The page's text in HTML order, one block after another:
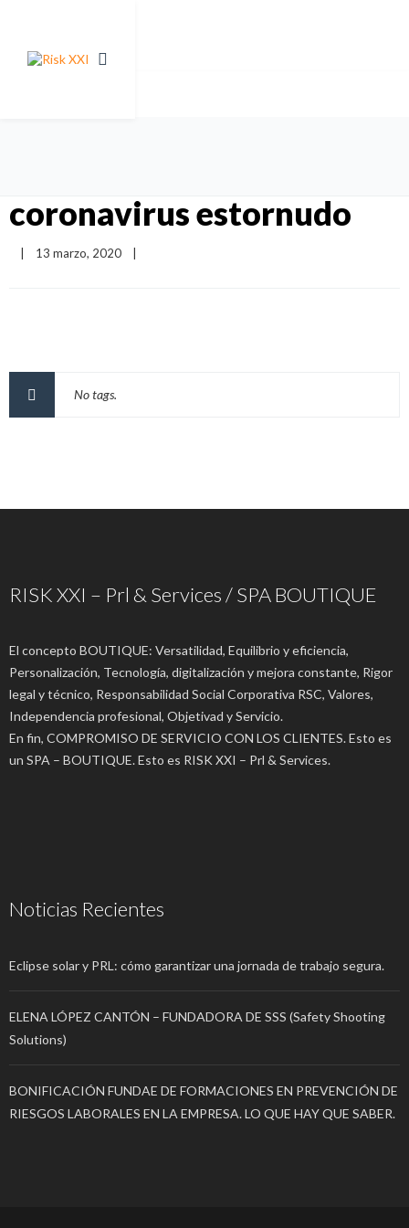
coronavirus estornudo
13 marzo, 2020
No tags.
RISK XXI – Prl & Services / SPA BOUTIQUE
El concepto BOUTIQUE: Versatilidad, Equilibrio y eficiencia,
Personalización, Tecnología, digitalización y mejora constante, Rigor
legal y técnico, Responsabilidad Social Corporativa RSC, Valores,
Independencia profesional, Objetivad y Servicio.
En fin, COMPROMISO DE SERVICIO CON LOS CLIENTES. Esto es
un SPA – BOUTIQUE. Esto es RISK XXI – Prl & Services.
Noticias Recientes
Eclipse solar y PRL: cómo garantizar una jornada de trabajo segura.
ELENA LÓPEZ CANTÓN – FUNDADORA DE SSS (Safety Shooting
Solutions)
BONIFICACIÓN FUNDAE DE FORMACIONES EN PREVENCIÓN DE
RIESGOS LABORALES EN LA EMPRESA. LO QUE HAY QUE SABER.